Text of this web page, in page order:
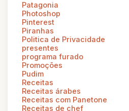
Patagonia
Photoshop
Pinterest
Piranhas
Politica de Privacidade
presentes
programa furado
Promoções
Pudim
Receitas
Receitas árabes
Receitas com Panetone
Receitas de chef